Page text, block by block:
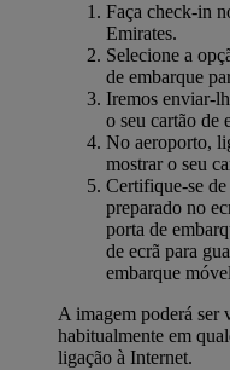
Faça check-in
Emirates.
Selecione a
de embarque
Iremos enviar-
o seu cartão de
No aeroporto,
mostrar o seu
Certifique-se de
preparado no
porta de
de ecrã para
embarque
A imagem poderá ser
habitualmente em
ligação à Internet.